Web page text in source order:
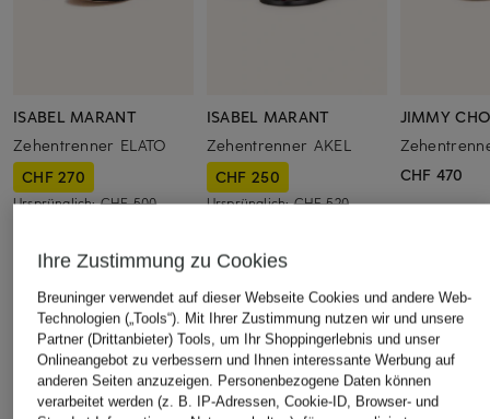
ISABEL MARANT
Zehentrenner ELATO
CHF 270
Ursprünglich:CHF 500
ISABEL MARANT
Zehentrenner AKEL
CHF 250
Ursprünglich:CHF 520
JIMMY
CHF 470
ÄHNLICHE ARTIKEL ENTDECKEN
Ihre Zustimmung zu Cookies
Breuninger verwendet auf dieser Webseite Cookies und andere Web-
Technologien („Tools“). Mit Ihrer Zustimmung nutzen wir und unsere
Partner (Drittanbieter) Tools, um Ihr Shoppingerlebnis und unser
Onlineangebot zu verbessern und Ihnen interessante Werbung auf
anderen Seiten anzuzeigen. Personenbezogene Daten können
verarbeitet werden (z. B. IP-Adressen, Cookie-ID, Browser- und